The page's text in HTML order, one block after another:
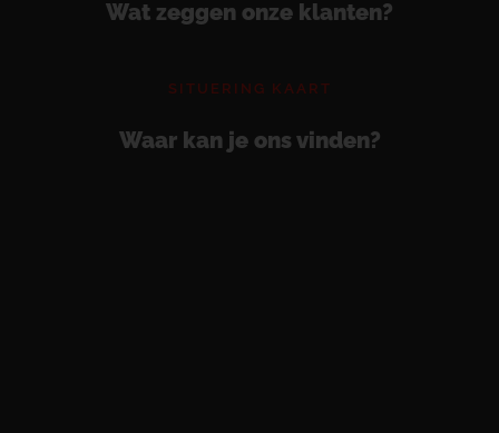
Wat zeggen onze klanten?
SITUERING KAART
Waar kan je ons vinden?